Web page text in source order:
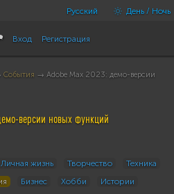
Русский День / Ночь
Вход Регистрация
События → Adobe Max 2023: демо-версии
версии новых функций
Личная жизнь Творчество
Техника
Бизнес Хобби Истории